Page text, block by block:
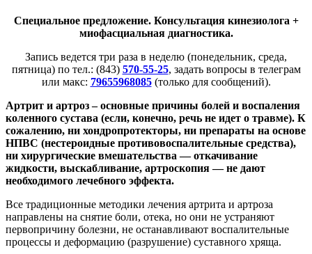
Специальное предложение. Консультация кинезиолога +
миофасциальная диагностика.
Запись ведется три раза в неделю (понедельник, среда,
пятница) по тел.: (843) 570-55-25, задать вопросы в телеграм
или макс: 79655968085(только для сообщений).
Артрит и артроз – основные причины болей и воспаления
коленного сустава (если, конечно, речь не идет о травме). К
сожалению, ни хондропротекторы, ни препараты на основе
НПВС (нестероидные противовоспалительные средства),
ни хирургические вмешательства — откачивание
жидкости, выскабливание, артроскопия — не дают
необходимого лечебного эффекта.
Все традиционные методики лечения артрита и артроза
направлены на снятие боли, отека, но они не устраняют
первопричину болезни, не останавливают воспалительные
процессы и деформацию (разрушение) суставного хряща.